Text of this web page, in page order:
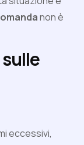
non è
eccessivi,